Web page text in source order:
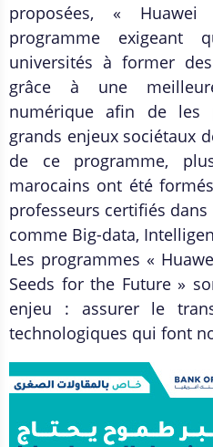
proposées, «
programme
universités à former
grâce à une
numérique afin de les
grands enjeux sociétaux
de ce programme,
marocains ont été
professeurs certifiés
comme Big-data,
Les programmes «
Seeds for the Future »
enjeu : assurer le
technologiques qui font